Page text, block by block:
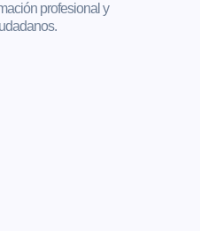
profesional y